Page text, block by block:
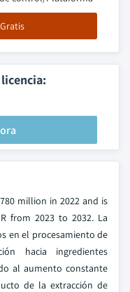
million in 2022 and is
from 2023 to 2032. La
en el procesamiento de
hacia ingredientes
al aumento constante
de la extracción de